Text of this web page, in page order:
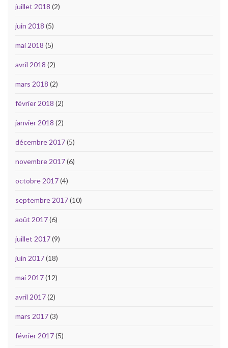
juillet 2018 (2)
juin 2018 (5)
mai 2018 (5)
avril 2018 (2)
mars 2018 (2)
février 2018 (2)
janvier 2018 (2)
décembre 2017(5)
novembre 2017(6)
octobre 2017(4)
septembre 2017(10)
août 2017(6)
juillet 2017(9)
juin 2017(18)
mai 2017(12)
avril 2017(2)
mars 2017(3)
février 2017(5)